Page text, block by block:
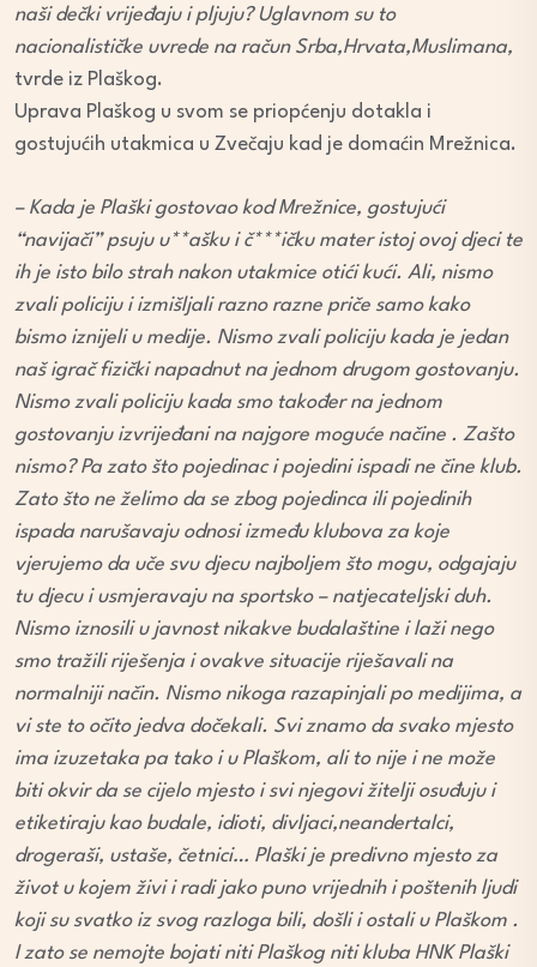
naši dečki vrijeđaju i pljuju? Uglavnom su to
nacionalističke uvrede na račun Srba,Hrvata,Muslimana,
tvrde iz Plaškog.
Uprava Plaškog u svom se priopćenju dotakla i
gostujućih utakmica u Zvečaju kad je domaćin Mrežnica.
– Kada je Plaški gostovao kod Mrežnice, gostujući
“navijači” psuju u**ašku i č***ičku mater istoj ovoj djeci te
ih je isto bilo strah nakon utakmice otići kući. Ali, nismo
zvali policiju i izmišljali razno razne priče samo kako
bismo iznijeli u medije. Nismo zvali policiju kada je jedan
naš igrač fizički napadnut na jednom drugom gostovanju.
Nismo zvali policiju kada smo također na jednom
gostovanju izvrijeđani na najgore moguće načine . Zašto
nismo? Pa zato što pojedinac i pojedini ispadi ne čine klub.
Zato što ne želimo da se zbog pojedinca ili pojedinih
ispada narušavaju odnosi između klubova za koje
vjerujemo da uče svu djecu najboljem što mogu, odgajaju
tu djecu i usmjeravaju na sportsko – natjecateljski duh.
Nismo iznosili u javnost nikakve budalaštine i laži nego
smo tražili riješenja i ovakve situacije riješavali na
normalniji način. Nismo nikoga razapinjali po medijima, a
vi ste to očito jedva dočekali. Svi znamo da svako mjesto
ima izuzetaka pa tako i u Plaškom, ali to nije i ne može
biti okvir da se cijelo mjesto i svi njegovi žitelji osuđuju i
etiketiraju kao budale, idioti, divljaci,neandertalci,
drogeraši, ustaše, četnici… Plaški je predivno mjesto za
život u kojem živi i radi jako puno vrijednih i poštenih ljudi
koji su svatko iz svog razloga bili, došli i ostali u Plaškom .
I zato se nemojte bojati niti Plaškog niti kluba HNK Plaški